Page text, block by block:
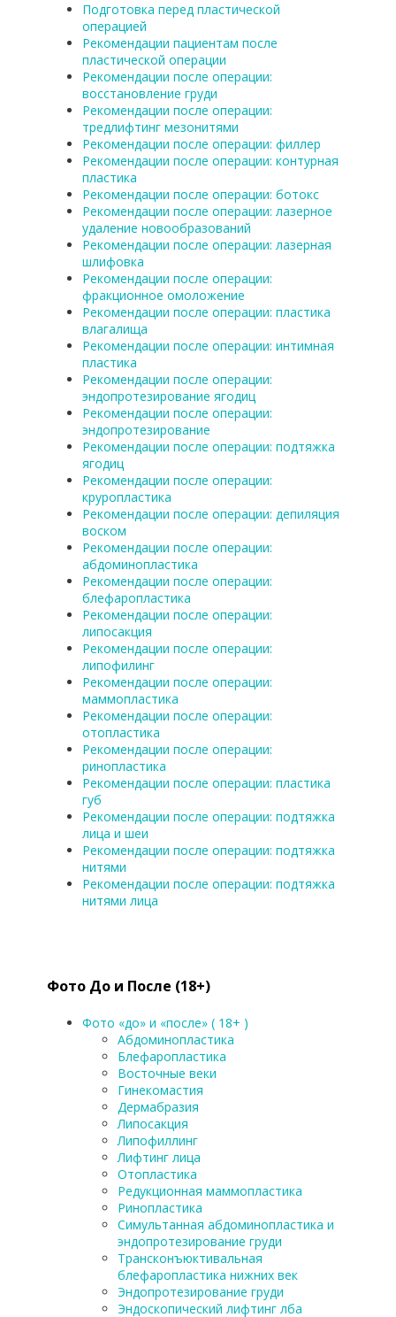
Подготовка перед пластической
операцией
Рекомендации пациентам после
пластической операции
Рекомендации после операции:
восстановление груди
Рекомендации после операции:
тредлифтинг мезонитями
Рекомендации после операции: филлер
Рекомендации после операции: контурная
пластика
Рекомендации после операции: ботокс
Рекомендации после операции: лазерное
удаление новообразований
Рекомендации после операции: лазерная
шлифовка
Рекомендации после операции:
фракционное омоложение
Рекомендации после операции: пластика
влагалища
Рекомендации после операции: интимная
пластика
Рекомендации после операции:
эндопротезирование ягодиц
Рекомендации после операции:
эндопротезирование
Рекомендации после операции: подтяжка
ягодиц
Рекомендации после операции:
круропластика
Рекомендации после операции: депиляция
воском
Рекомендации после операции:
абдоминопластика
Рекомендации после операции:
блефаропластика
Рекомендации после операции:
липосакция
Рекомендации после операции:
липофилинг
Рекомендации после операции:
маммопластика
Рекомендации после операции:
отопластика
Рекомендации после операции:
ринопластика
Рекомендации после операции: пластика
губ
Рекомендации после операции: подтяжка
лица и шеи
Рекомендации после операции: подтяжка
нитями
Рекомендации после операции: подтяжка
нитями лица
Фото До и После (18+)
Фото «до» и «после» ( 18+ )
Абдоминопластика
Блефаропластика
Восточные веки
Гинекомастия
Дермабразия
Липосакция
Липофиллинг
Лифтинг лица
Отопластика
Редукционная маммопластика
Ринопластика
Симультанная абдоминопластика и
эндопротезирование груди
Трансконъюктивальная
блефаропластика нижних век
Эндопротезирование груди
Эндоскопический лифтинг лба